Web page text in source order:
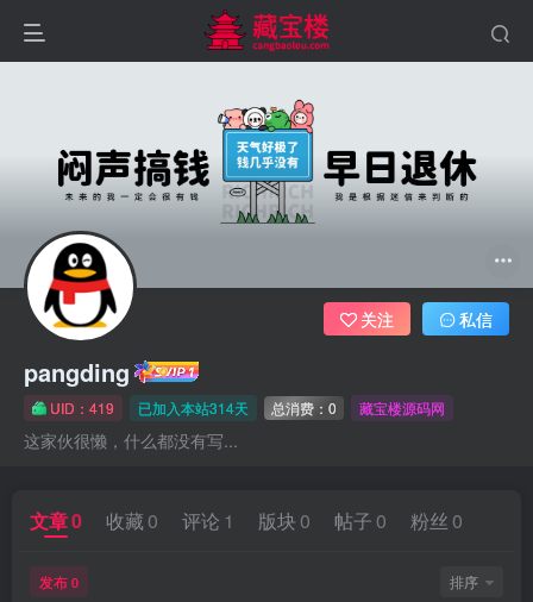
pangding
UID：419 已加入本站314天 总消费：0 藏宝楼源码网
这家伙很懒，什么都没有写...
关注 私信
文章0 收藏 0 评论 1 版块 0 帖子 0 粉丝 0
发布 0 排序